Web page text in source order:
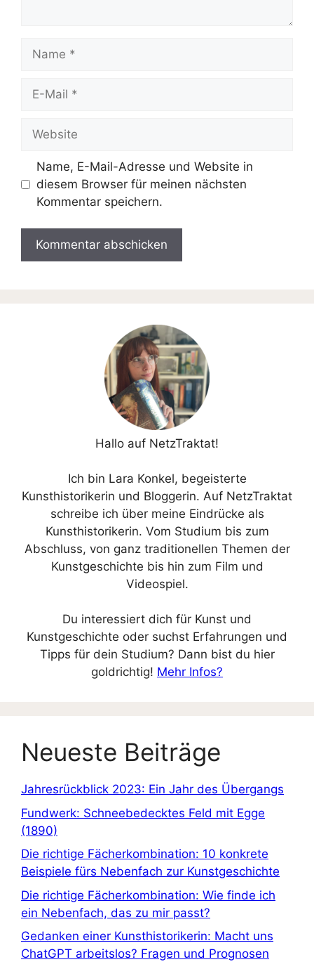
Mail
Name, E-Mail-Adresse und Website in
diesem Browser für meinen nächsten
Kommentar speichern.
Hallo auf NetzTraktat!
Ich bin Lara Konkel, begeisterte
Kunsthistorikerin und Bloggerin. Auf NetzTraktat
schreibe ich über meine Eindrücke als
Kunsthistorikerin. Vom Studium bis zum
Abschluss, von ganz traditionellen Themen der
Kunstgeschichte bis hin zum Film und
Videospiel.
Du interessiert dich für Kunst und
Kunstgeschichte oder suchst Erfahrungen und
Tipps für dein Studium? Dann bist du hier
goldrichtig! Mehr Infos?
Neueste Beiträge
Jahresrückblick 2023: Ein Jahr des Übergangs
Fundwerk: Schneebedecktes Feld mit Egge
(1890)
Die richtige Fächerkombination: 10 konkrete
Beispiele fürs Nebenfach zur Kunstgeschichte
Die richtige Fächerkombination: Wie finde ich
ein Nebenfach, das zu mir passt?
Gedanken einer Kunsthistorikerin: Macht uns
ChatGPT arbeitslos? Fragen und Prognosen